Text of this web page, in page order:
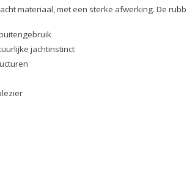
materiaal, met een sterke afwerking. De
jachtinstinct